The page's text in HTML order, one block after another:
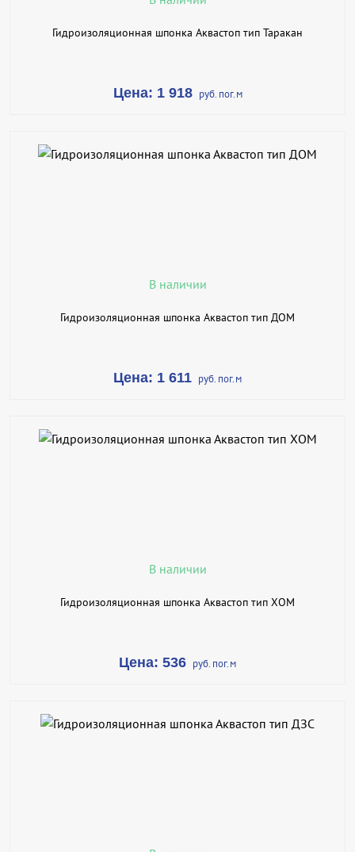
Гидроизоляционная шпонка Аквастоп тип Таракан
Цена: 1 918 руб. пог.м
В КОРЗИНУ
В наличии
Гидроизоляционная шпонка Аквастоп тип ДОМ
Цена: 1 611 руб. пог.м
В КОРЗИНУ
В наличии
Гидроизоляционная шпонка Аквастоп тип ХОМ
Цена: 536 руб. пог.м
В КОРЗИНУ